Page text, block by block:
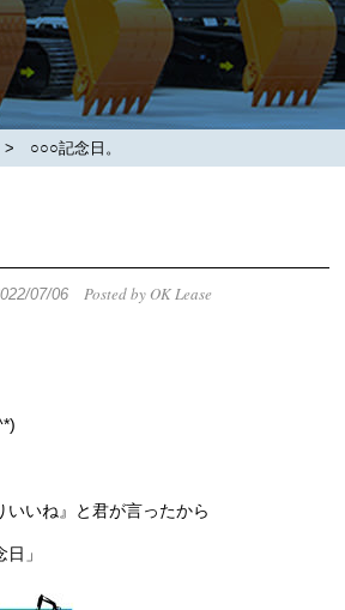
○○○記念日。
07/06Posted by OK Lease
いいね』と君が言ったから
」